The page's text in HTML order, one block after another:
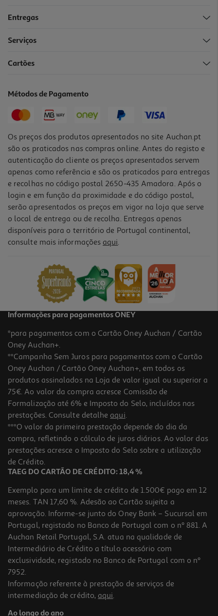
Verniz Maybelline Base Coat 12ml
Verniz Unhas Essie Power Moves 545 Nu
10.99 €/un
10,99 €
Verniz Essie Unhas Expressie 10 Nu 1un
Entregas
Serviços
Cartões
Métodos de Pagamento
Os preços dos produtos apresentados no site Auchan.pt
são os praticados nas compras online. Antes do registo e
autenticação do cliente os preços apresentados servem
apenas como referência e são os praticados para entregas
e recolhas no código postal 2650-435 Amadora. Após o
login e em função da proximidade e do código postal,
serão apresentados os preços em vigor na loja que serve
o local de entrega ou de recolha. Entregas apenas
disponíveis para o território de Portugal continental,
consulte mais informações aqui.
Informações para pagamentos ONEY
*para pagamentos com o Cartão Oney Auchan / Cartão
Oney Auchan+.
**Campanha Sem Juros para pagamentos com o Cartão
Oney Auchan / Cartão Oney Auchan+, em todos os
produtos assinalados na Loja de valor igual ou superior a
75€. Ao valor da compra acresce Comissão de
Formalização até 6% e Imposto do Selo, incluídos nas
prestações. Consulte detalhe aqui.
***O valor da primeira prestação depende do dia da
compra, refletindo o cálculo de juros diários. Ao valor das
prestações acresce o Imposto do Selo sobre a utilização
de Crédito.
TAEG DO CARTÃO DE CRÉDITO: 18,4 %
Exemplo para um limite de crédito de 1.500€ pago em 12
meses. TAN 17,60 %. Adesão ao Cartão sujeita a
aprovação. Informe-se junto do Oney Bank – Sucursal em
Portugal, registado no Banco de Portugal com o nº 881. A
Auchan Retail Portugal, S.A. atua na qualidade de
Intermediário de Crédito a título acessório com
exclusividade, registado no Banco de Portugal com o nº
7952.
Informação referente à prestação de serviços de
intermediação de crédito, aqui.
Ao longo do ano